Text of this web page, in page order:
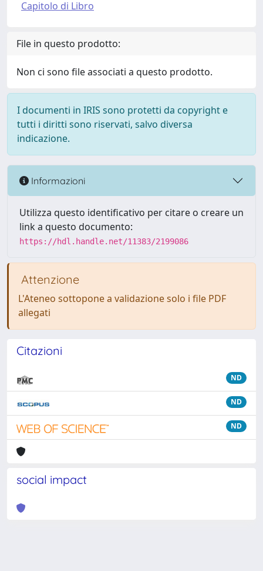
Capitolo di Libro
File in questo prodotto:
Non ci sono file associati a questo prodotto.
I documenti in IRIS sono protetti da copyright e
tutti i diritti sono riservati, salvo diversa
indicazione.
Informazioni
Utilizza questo identificativo per citare o creare un
link a questo documento:
https://hdl.handle.net/11383/2199086
Attenzione
L'Ateneo sottopone a validazione solo i file PDF
allegati
Citazioni
ND
ND
ND
social impact